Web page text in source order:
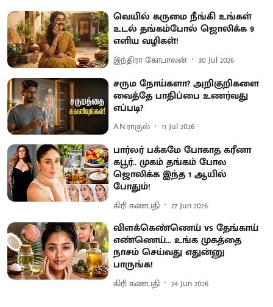
வெயில் கருமை நீங்கி உங்கள்
உடல் தங்கம்போல் ஜொலிக்க 9
எளிய வழிகள்!
இந்திரா கோபாலன் 30 Jul 2026
சரும நோய்களா? அறிகுறிகளை
வைத்தே பாதிப்பை உணர்வது
எப்படி?
A.N.ராகுல் 11 Jul 2026
பார்லர் பக்கமே போகாத கரீனா
கபூர்.. முகம் தங்கம் போல
ஜொலிக்க இந்த 1 ஆயில்
போதும்!
கிரி கணபதி 27 Jun 2026
விளக்கெண்ணெய் vs தேங்காய்
எண்ணெய்... உங்க முகத்தை
நாசம் செய்வது எதுன்னு
பாருங்க!
கிரி கணபதி 24 Jun 2026